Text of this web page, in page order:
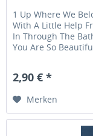
1 Up Where We
With A Little Help
In Through The
You Are So
2,90 € *
Merken